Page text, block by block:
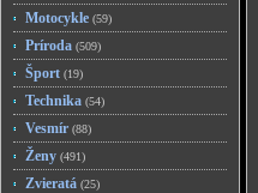
Motocykle (59)
Príroda (509)
Šport (19)
Technika (54)
Vesmír (88)
Ženy (491)
Zvieratá (25)